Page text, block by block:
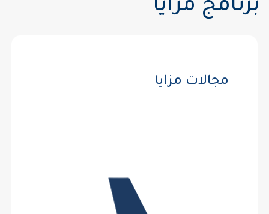
برنامج مزايا
مجالات مزايا